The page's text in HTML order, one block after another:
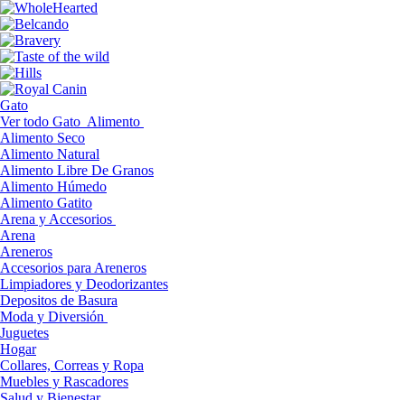
Gato
Ver todo Gato Alimento
Alimento Seco
Alimento Natural
Alimento Libre De Granos
Alimento Húmedo
Alimento Gatito
Arena y Accesorios
Arena
Areneros
Accesorios para Areneros
Limpiadores y Deodorizantes
Depositos de Basura
Moda y Diversión
Juguetes
Hogar
Collares, Correas y Ropa
Muebles y Rascadores